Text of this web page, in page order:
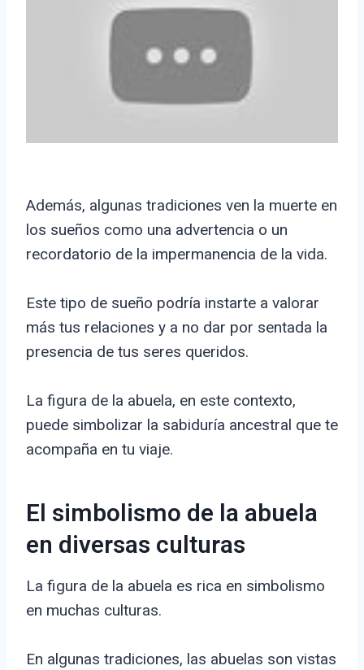
Además, algunas tradiciones ven la muerte en
los sueños como una advertencia o un
recordatorio de la impermanencia de la vida.
Este tipo de sueño podría instarte a valorar
más tus relaciones y a no dar por sentada la
presencia de tus seres queridos.
La figura de la abuela, en este contexto,
puede simbolizar la sabiduría ancestral que te
acompaña en tu viaje.
El simbolismo de la abuela
en diversas culturas
La figura de la abuela es rica en simbolismo
en muchas culturas.
En algunas tradiciones, las abuelas son vistas